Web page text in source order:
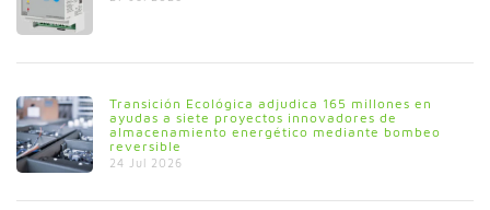
Transición Ecológica adjudica 165 millones en
ayudas a siete proyectos innovadores de
almacenamiento energético mediante bombeo
reversible
24 Jul 2026